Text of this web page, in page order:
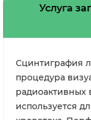
Услуга
Сцинтиграфия
процедура
радиоактивных
используется